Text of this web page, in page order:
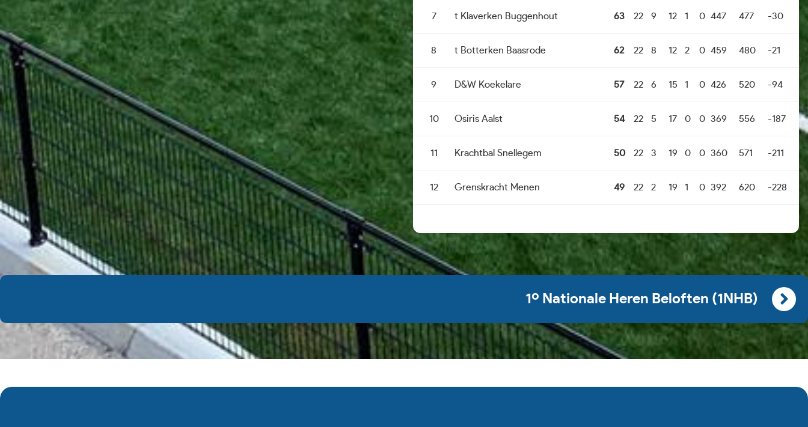
7 t Klaverken Buggenhout 63 22 9 12 1 0 447 477 -30
8 t Botterken Baasrode 62 22 8 12 2 0 459 480 -21
9 D&W Koekelare 57 22 6 15 1 0 426 520 -94
10 Osiris Aalst 54 22 5 17 0 0 369 556 -187
11 Krachtbal Snellegem 50 22 3 19 0 0 360 571 -211
12 Grenskracht Menen 49 22 2 19 1 0 392 620 -228
1º Nationale Heren Beloften (1NHB)